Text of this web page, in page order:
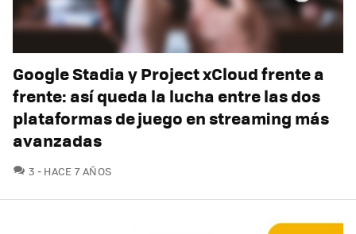
Google Stadia y Project xCloud frente a
frente: así queda la lucha entre las dos
plataformas de juego en streaming más
avanzadas
3 COMENTARIOS
HACE 7 AÑOS